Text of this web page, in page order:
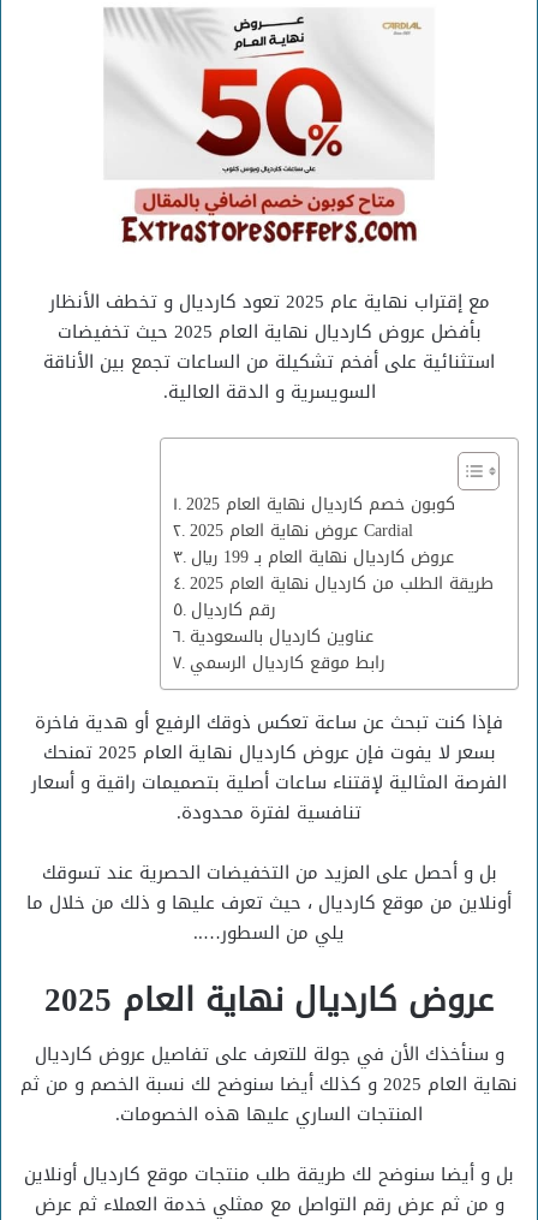
مع إقتراب نهاية عام 2025 تعود كارديال و تخطف الأنظار
بأفضل عروض كارديال نهاية العام 2025 حيث تخفيضات
استثنائية على أفخم تشكيلة من الساعات تجمع بين الأناقة
السويسرية و الدقة العالية.
كوبون خصم كارديال نهاية العام 2025
عروض نهاية العام 2025 Cardial
عروض كارديال نهاية العام بـ 199 ريال
طريقة الطلب من كارديال نهاية العام 2025
رقم كارديال
عناوين كارديال بالسعودية
رابط موقع كارديال الرسمي
فإذا كنت تبحث عن ساعة تعكس ذوقك الرفيع أو هدية فاخرة
بسعر لا يفوت فإن عروض كارديال نهاية العام 2025 تمنحك
الفرصة المثالية لإقتناء ساعات أصلية بتصميمات راقية و أسعار
تنافسية لفترة محدودة.
بل و أحصل على المزيد من التخفيضات الحصرية عند تسوقك
أونلاين من موقع كارديال ، حيث تعرف عليها و ذلك من خلال ما
يلي من السطور…..
عروض كارديال نهاية العام 2025
و سنأخذك الأن في جولة للتعرف على تفاصيل عروض كارديال
نهاية العام 2025 و كذلك أيضا سنوضح لك نسبة الخصم و من ثم
المنتجات الساري عليها هذه الخصومات.
بل و أيضا سنوضح لك طريقة طلب منتجات موقع كارديال أونلاين
و من ثم عرض رقم التواصل مع ممثلي خدمة العملاء ثم عرض